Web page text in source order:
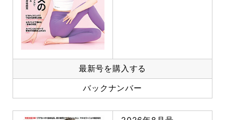
最新号を購入する
バックナンバー